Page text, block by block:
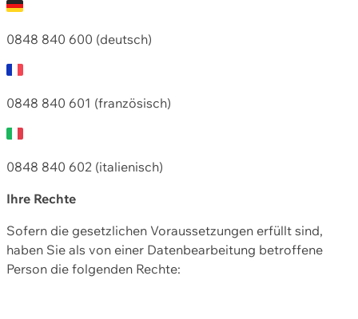
0848 840 600 (deutsch)
0848 840 601 (französisch)
0848 840 602 (italienisch)
Ihre Rechte
Sofern die gesetzlichen Voraussetzungen erfüllt sind,
haben Sie als von einer Datenbearbeitung betroffene
Person die folgenden Rechte: